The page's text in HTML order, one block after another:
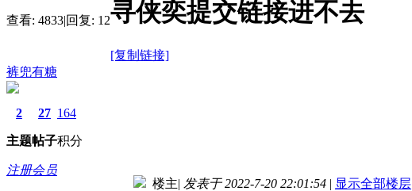
查看: 4833|回复: 12寻侠奕提交链接进不去
[复制链接]
裤兜有糖
2
主题
27
帖子
164
积分
注册会员
楼主| 发表于 2022-7-20 22:01:54 | 显示全部楼层